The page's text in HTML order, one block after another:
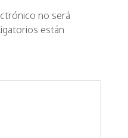
no será
están